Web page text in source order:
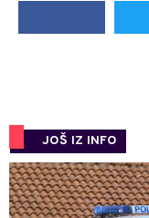
JOŠ IZ INFO